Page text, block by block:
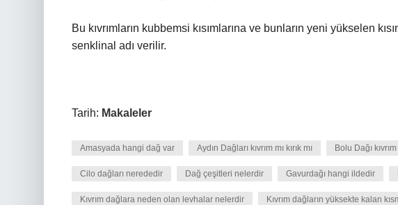
Bu kıvrımların kubbemsi kısımlarına ve bunların yeni yükselen
senklinal adı verilir.
Tarih: Makaleler
Amasyada hangi dağ var Aydın Dağları kıvrım mı kırık mı Bolu Dağı kıvrım
Cilo dağları nerededir Dağ çeşitleri nelerdir Gavurdağı hangi ildedir
Kıvrım dağlara neden olan levhalar nelerdir Kıvrım dağların yüksekte kalan